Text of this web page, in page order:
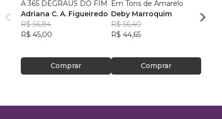
A 365 DEGRAUS DO FIM
Adriana C. A. Figueiredo
R$ 56,84
R$ 45,00
Comprar
Em Tons de Amarelo
Deby Marroquim
R$ 56,40
R$ 44,65
Comprar
R$